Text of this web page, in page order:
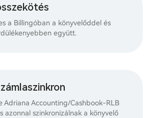
a Billingóban a könyvelőddel és
együtt.
Adriana Accounting/Cashbook-RLB
azonnal szinkronizálnak a könyvelő